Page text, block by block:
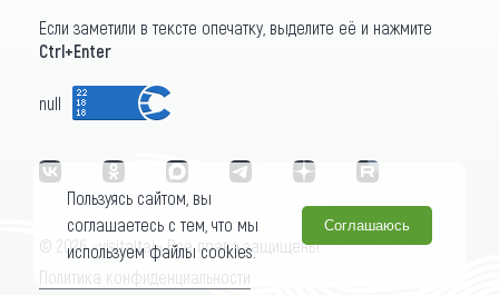
Если заметили в тексте опечатку, выделите её и нажмите
Ctrl+Enter
null
© 2026 «visitaltai» Все права защищены.
Политика конфиденциальности
Пользуясь сайтом, вы
соглашаетесь с тем, что мы
используем файлы cookies.
Соглашаюсь